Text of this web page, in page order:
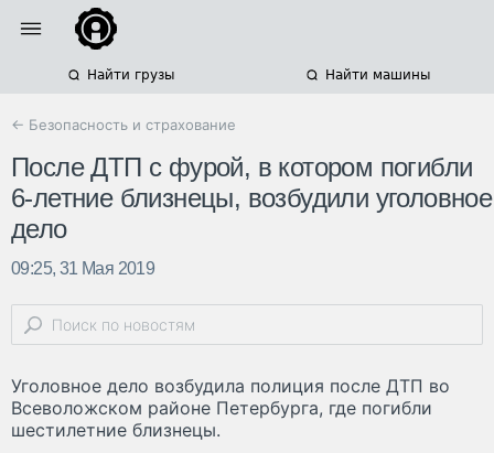
Найти грузы Найти машины
← Безопасность и страхование
После ДТП с фурой, в котором погибли
6-летние близнецы, возбудили уголовное
дело
09:25, 31 Мая 2019
Уголовное дело возбудила полиция после ДТП во
Всеволожском районе Петербурга, где погибли
шестилетние близнецы.